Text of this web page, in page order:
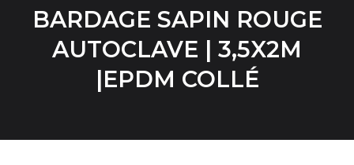
BARDAGE SAPIN ROUGE
AUTOCLAVE | 3,5X2M
|EPDM COLLÉ